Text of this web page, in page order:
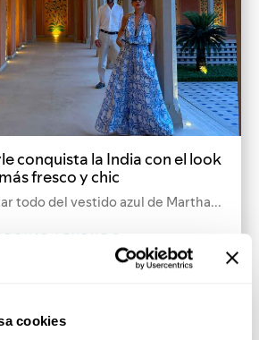
cookies
conquista la India con el look
más fresco y chic
todo del vestido azul de Martha...
LEYENDO